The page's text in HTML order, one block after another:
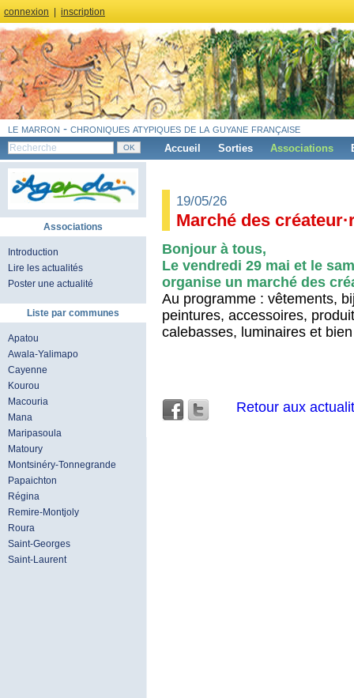
connexion inscription
le marron - chroniques atypiques de la guyane française
Accueil Sorties Associations
Associations
Introduction
Lire les actualités
Poster une actualité
Liste par communes
Apatou
Awala-Yalimapo
Cayenne
Kourou
Macouria
Mana
Maripasoula
Matoury
Montsinéry-Tonnegrande
Papaichton
Régina
Remire-Montjoly
Roura
Saint-Georges
Saint-Laurent
19/05/26
Marché des
Bonjour à tous,
Le vendredi 29 mai et le
organise un marché des
Au programme : vêtements,
peintures, accessoires,
calebasses, luminaires et
Retour aux